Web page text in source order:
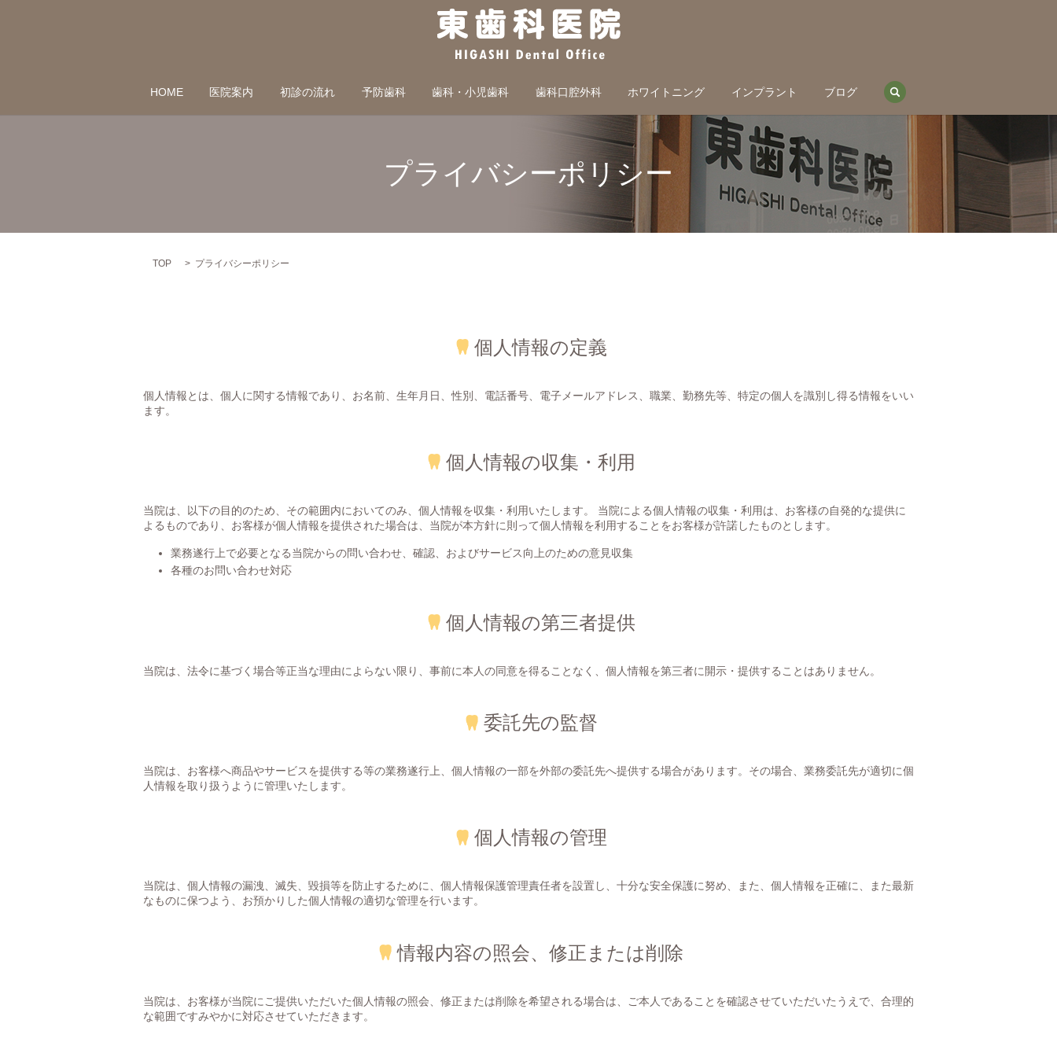
HOME 医院案内 初診の流れ 予防歯科 歯科・小児歯科 歯科口腔外科 ホワイトニング インプラント ブログ
プライバシーポリシー
TOP プライバシーポリシー
個人情報の定義
個人情報とは、個人に関する情報であり、お名前、生年月日、性別、電話番号、電子メールアドレス、職業、勤務先等、特定の個人を識別し得る情報をいい
ます。
個人情報の収集・利用
当院は、以下の目的のため、その範囲内においてのみ、個人情報を収集・利用いたします。 当院による個人情報の収集・利用は、お客様の自発的な提供に
よるものであり、お客様が個人情報を提供された場合は、当院が本方針に則って個人情報を利用することをお客様が許諾したものとします。
業務遂行上で必要となる当院からの問い合わせ、確認、およびサービス向上のための意見収集
各種のお問い合わせ対応
個人情報の第三者提供
当院は、法令に基づく場合等正当な理由によらない限り、事前に本人の同意を得ることなく、個人情報を第三者に開示・提供することはありません。
委託先の監督
当院は、お客様へ商品やサービスを提供する等の業務遂行上、個人情報の一部を外部の委託先へ提供する場合があります。その場合、業務委託先が適切に個
人情報を取り扱うように管理いたします。
個人情報の管理
当院は、個人情報の漏洩、滅失、毀損等を防止するために、個人情報保護管理責任者を設置し、十分な安全保護に努め、また、個人情報を正確に、また最新
なものに保つよう、お預かりした個人情報の適切な管理を行います。
情報内容の照会、修正または削除
当院は、お客様が当院にご提供いただいた個人情報の照会、修正または削除を希望される場合は、ご本人であることを確認させていただいたうえで、合理的
な範囲ですみやかに対応させていただきます。